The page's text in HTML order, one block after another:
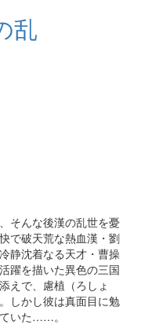
乱
そんな後漢の乱世を憂
で破天荒な熱血漢・劉
静沈着なる天才・曹操
躍を描いた異色の三国
えで、慮植（ろしょ
しかし彼は真面目に勉
いた……。